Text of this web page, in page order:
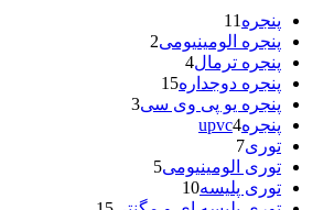
پنجره 11
پنجره الومینیومی2
پنجره ترمال4
پنجره دوجداره15
پنجره یو پی وی سی3
پنجرهupvc4
توری7
توری الومینیومی5
توری پلیسه10